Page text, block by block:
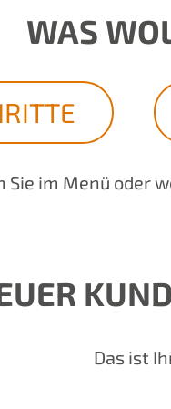
WAS
im Menü oder
Das ist